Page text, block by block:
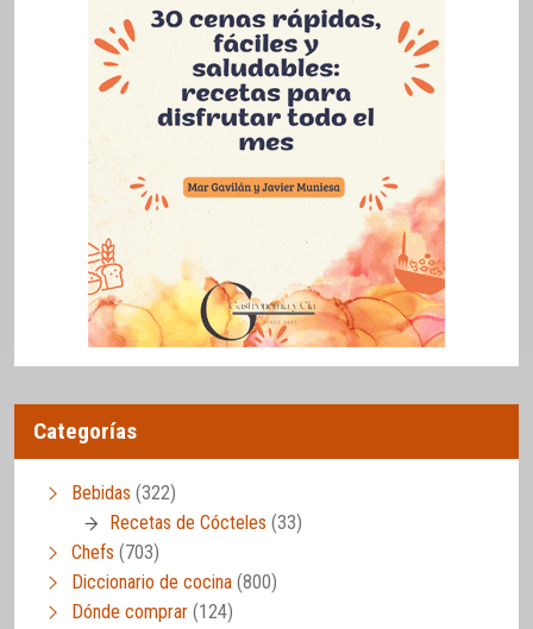
Categorías
Bebidas (322)
Recetas de Cócteles (33)
Chefs (703)
Diccionario de cocina (800)
Dónde comprar (124)